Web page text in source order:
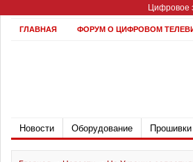
Цифровое
ГЛАВНАЯ ФОРУМ О ЦИФРОВОМ
Новости Оборудование Прошивки